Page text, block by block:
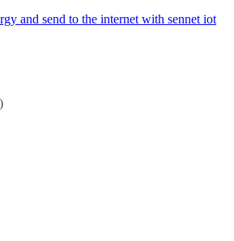
and send to the internet with sennet iot
)